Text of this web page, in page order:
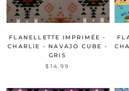
FLANELLETTE IMPRIMÉE -
CHARLIE - NAVAJO CUBE -
GRIS
$14.99